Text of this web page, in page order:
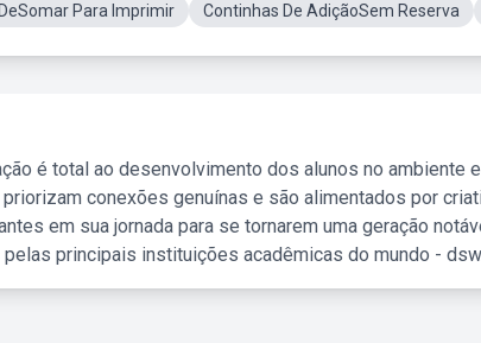
Para Imprimir Continhas De AdiçãoSem Reserva
é total ao desenvolvimento dos alunos no ambiente
conexões genuínas e são alimentados por
em sua jornada para se tornarem uma geração
principais instituições acadêmicas do mundo -